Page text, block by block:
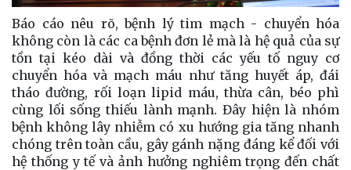
Báo cáo nêu rõ, bệnh lý tim mạch - chuyển hóa
không còn là các ca bệnh đơn lẻ mà là hệ quả của sự
tồn tại kéo dài và đồng thời các yếu tố nguy cơ
chuyển hóa và mạch máu như tăng huyết áp, đái
tháo đường, rối loạn lipid máu, thừa cân, béo phì
cùng lối sống thiếu lành mạnh. Đây hiện là nhóm
bệnh không lây nhiễm có xu hướng gia tăng nhanh
chóng trên toàn cầu, gây gánh nặng đáng kể đối với
hệ thống y tế và ảnh hưởng nghiêm trọng đến chất